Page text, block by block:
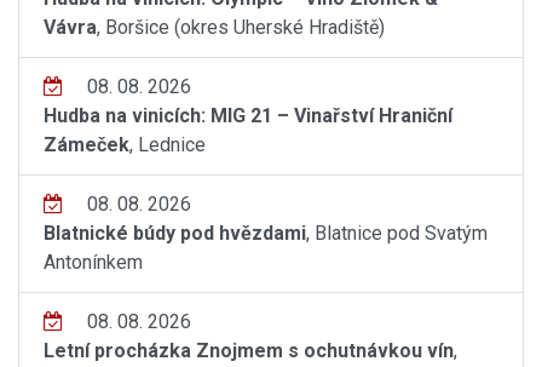
Vávra, Boršice (okres Uherské Hradiště)
08. 08. 2026
Hudba na vinicích: MIG 21 – Vinařství Hraniční
Zámeček, Lednice
08. 08. 2026
Blatnické búdy pod hvězdami, Blatnice pod Svatým
Antonínkem
08. 08. 2026
Letní procházka Znojmem s ochutnávkou vín,